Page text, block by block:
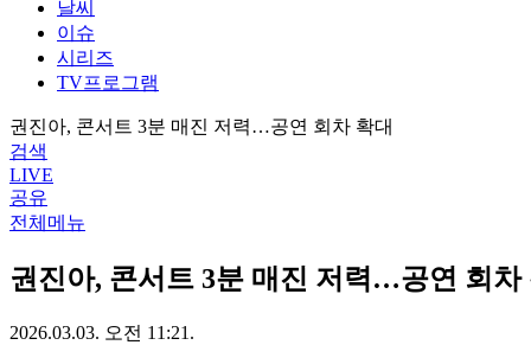
날씨
이슈
시리즈
TV프로그램
권진아, 콘서트 3분 매진 저력…공연 회차 확대
검색
LIVE
공유
전체메뉴
권진아, 콘서트 3분 매진 저력…공연 회차
2026.03.03. 오전 11:21.